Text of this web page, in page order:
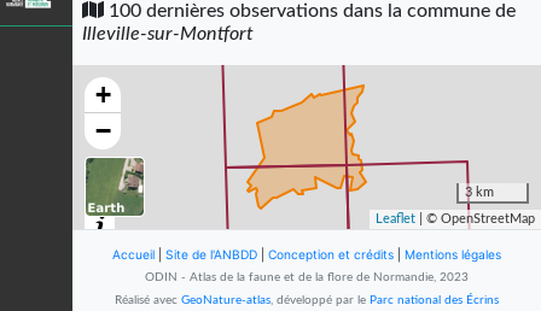
Pigeon ramier
Columba palumbusLinnaeus, 1758
observations
Dernière observation en
Pouillot véloce
Phylloscopus collybita(Vieillot, 1817)
observations
Grive musicienne
100 dernières observations dans la commune de
Illeville-sur-Montfort
+
−
3 km
Leaflet | © OpenStreetMap
Accueil Site de l'ANBDD Conception et crédits Mentions légales
ODIN - Atlas de la faune et de la flore de Normandie, 2023
Réalisé avec GeoNature-atlas, développé par le Parc national des Écrins